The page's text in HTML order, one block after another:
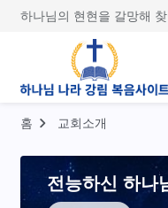
하나님의 현현을 갈망해
홈 교회소개
전능하신 하나